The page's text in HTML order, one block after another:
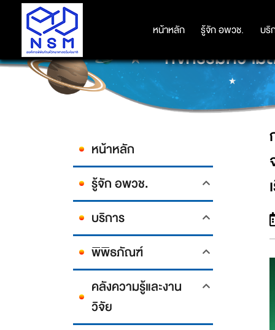
หน้าหลัก รู้จัก อพวช. บริ
หน้าหลัก รู้จัก อพวช. บริ
กระทรวง อว. เปิดฉากมหกรรมวิ
กิจกรรมความ
หน้าหลัก
รู้จัก อพวช.
บริการ
พิพิธภัณฑ์
คลังความรู้และงาน
วิจัย